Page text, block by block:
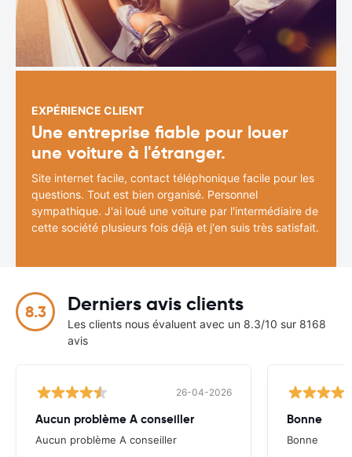
EXPÉRIENCE CLIENT
Une entreprise fiable pour louer
une voiture à l'étranger.
Site internet facile, contact téléphonique facile pour les
questions. Tout est bien organisé. Personnel
sympathique. J'ai loué une voiture par l'intermédiaire de
cette société plusieurs fois déjà et j'en suis très satisfait.
8.3 Derniers avis clients
Les clients nous évaluent avec un 8.3/10 sur 8168
avis
26-04-2026
Aucun problème A conseiller
Aucun problème A conseiller
Bonne
Bonne